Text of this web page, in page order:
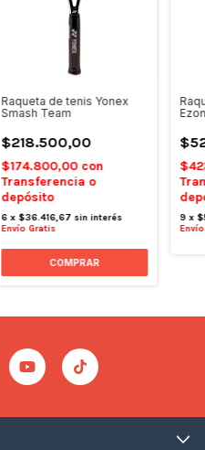
Raqueta de tenis Yonex
Smash Team
$218.500,00
$174.800,00 con
Transferencia o
depósito
6 x$36.416,67 sin interés
Envío Gratis
COMPRAR
9 x